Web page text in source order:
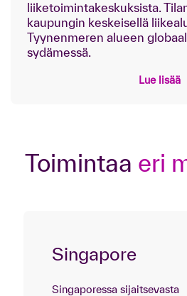
liiketoimintakeskuksista.
kaupungin keskeisellä
Tyynenmeren alueen
sydämessä.
Lue lisää
Toimintaa eri
Singapore
Singaporessa sijaitsevasta